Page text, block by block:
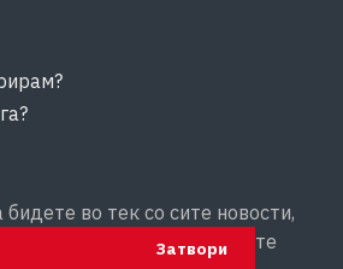
Затвори
во тек со сите новости,
емаил адреса за да добивате